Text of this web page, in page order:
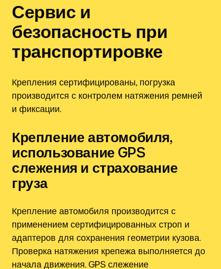
Сервис и
безопасность при
транспортировке
Крепления сертифицированы, погрузка
производится с контролем натяжения ремней
и фиксации.
Крепление автомобиля,
использование GPS
слежения и страхование
груза
Крепление автомобиля производится с
применением сертифицированных строп и
адаптеров для сохранения геометрии кузова.
Проверка натяжения крепежа выполняется до
начала движения. GPS слежение